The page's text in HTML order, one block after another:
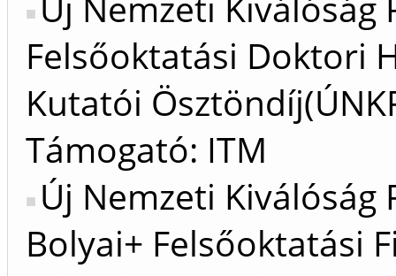
Felsőoktatási Doktori
Kutatói
Támogató: ITM
Új Nemzeti Kiválóság
Bolyai+ Felsőoktatási